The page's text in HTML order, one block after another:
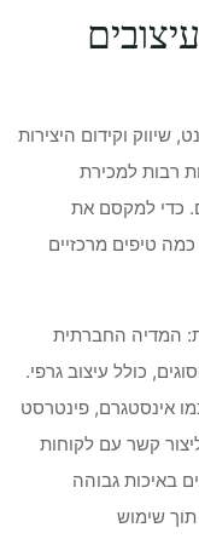
שיווק וקידום היצירות
רבות למכירת
כדי למקסם את
טיפים מרכזיים
המדיה החברתית
כולל עיצוב גרפי.
אינסטגרם, פינטרסט
קשר עם לקוחות
באיכות גבוהה
שימוש